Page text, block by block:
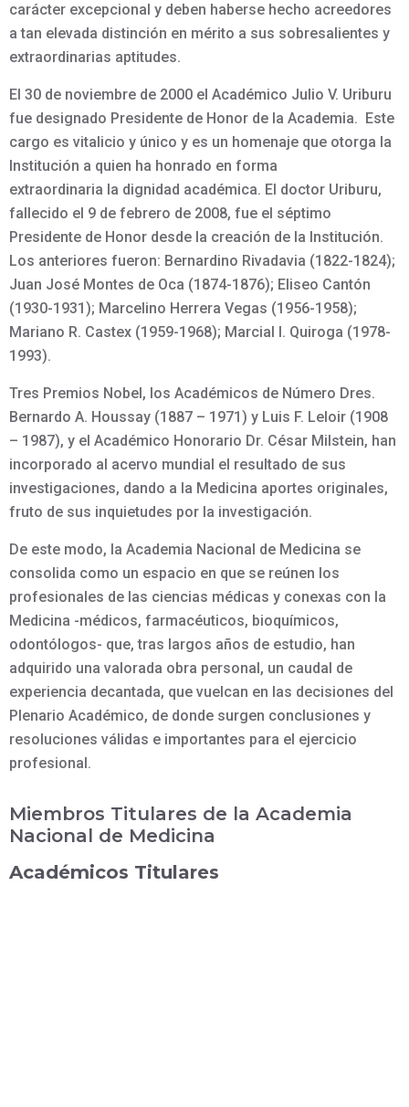
carácter excepcional y deben haberse hecho acreedores
a tan elevada distinción en mérito a sus sobresalientes y
extraordinarias aptitudes.
El 30 de noviembre de 2000 el Académico Julio V. Uriburu
fue designado Presidente de Honor de la Academia. Este
cargo es vitalicio y único y es un homenaje que otorga la
Institución a quien ha honrado en forma
extraordinaria la dignidad académica. El doctor Uriburu,
fallecido el 9 de febrero de 2008, fue el séptimo
Presidente de Honor desde la creación de la Institución.
Los anteriores fueron: Bernardino Rivadavia (1822-1824);
Juan José Montes de Oca (1874-1876); Eliseo Cantón
(1930-1931); Marcelino Herrera Vegas (1956-1958);
Mariano R. Castex (1959-1968); Marcial I. Quiroga (1978-
1993).
Tres Premios Nobel, los Académicos de Número Dres.
Bernardo A. Houssay (1887 – 1971) y Luis F. Leloir (1908
– 1987), y el Académico Honorario Dr. César Milstein, han
incorporado al acervo mundial el resultado de sus
investigaciones, dando a la Medicina aportes originales,
fruto de sus inquietudes por la investigación.
De este modo, la Academia Nacional de Medicina se
consolida como un espacio en que se reúnen los
profesionales de las ciencias médicas y conexas con la
Medicina -médicos, farmacéuticos, bioquímicos,
odontólogos- que, tras largos años de estudio, han
adquirido una valorada obra personal, un caudal de
experiencia decantada, que vuelcan en las decisiones del
Plenario Académico, de donde surgen conclusiones y
resoluciones válidas e importantes para el ejercicio
profesional.
Miembros Titulares de la Academia
Nacional de Medicina
Académicos Titulares